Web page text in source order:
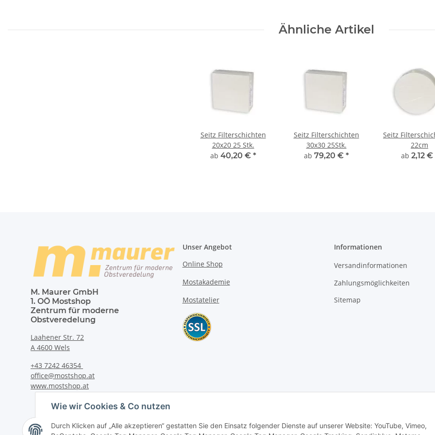
Ähnliche Artikel
Seitz Filterschichten
20x20 25 Stk.
ab 40,20 € *
Seitz Filterschichten
30x30 25Stk.
ab 79,20 € *
Seitz
22cm
ab 2,12 €
M. Maurer GmbH
1. OÖ Mostshop
Zentrum für moderne
Obstveredelung
Laahener Str. 72
A 4600 Wels
+43 7242 46354
office@mostshop.at
www.mostshop.at
Unser Angebot
Online Shop
Mostakademie
Mostatelier
Informationen
Versandinformationen
Zahlungsmöglichkeiten
Sitemap
Wie wir Cookies & Co nutzen
Durch Klicken auf „Alle akzeptieren“ gestatten Sie den Einsatz folgender Dienste auf unserer Website: YouTube, Vimeo,